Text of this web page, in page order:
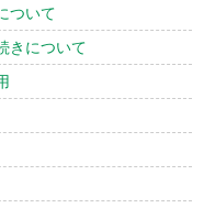
ついて
きについて